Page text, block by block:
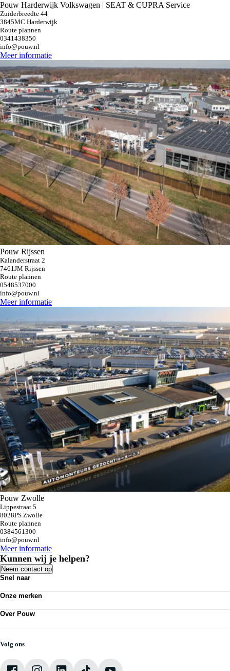
Pouw Harderwijk Volkswagen | SEAT & CUPRA Service
Zuiderbreedte 44
3845MC Harderwijk
Route plannen
0341438350
info@pouw.nl
Meer informatie
Pouw Rijssen
Kalanderstraat 2
7461JM Rijssen
Route plannen
0548537000
info@pouw.nl
Meer informatie
Pouw Zwolle
Lippestraat 5
8028PS Zwolle
Route plannen
0384561300
info@pouw.nl
Meer informatie
Kunnen wij je helpen?
Neem contact op
Snel naar
Bedrijfswagens
Acties
Vestigingen
Onze merken
Audi
Škoda
VW Bedrijfswagens
Over Pouw
Vacatures
Mijn Pouw
Volg ons